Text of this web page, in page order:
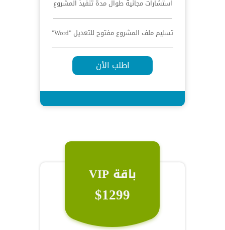
استشارات مجانية طوال مدة تنفيذ المشروع
تسليم ملف المشروع مفتوح للتعديل "Word"
اطلب الأن
باقة VIP
$1299